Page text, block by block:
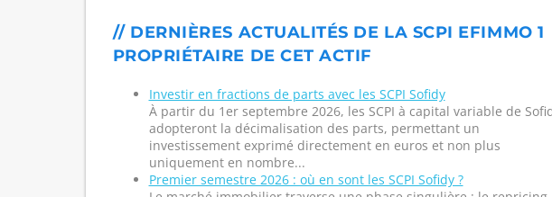
// DERNIÈRES ACTUALITÉS DE LA SCPI EFIMMO 1
PROPRIÉTAIRE DE CET ACTIF
Investir en fractions de parts avec les SCPI Sofidy
À partir du 1er septembre 2026, les SCPI à capital variable de
adopteront la décimalisation des parts, permettant un
investissement exprimé directement en euros et non plus
uniquement en nombre...
Premier semestre 2026 : où en sont les SCPI Sofidy ?